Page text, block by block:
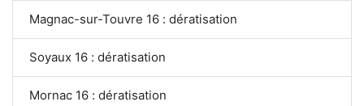
Magnac-sur-Touvre 16 : dératisation
Soyaux 16 : dératisation
Mornac 16 : dératisation